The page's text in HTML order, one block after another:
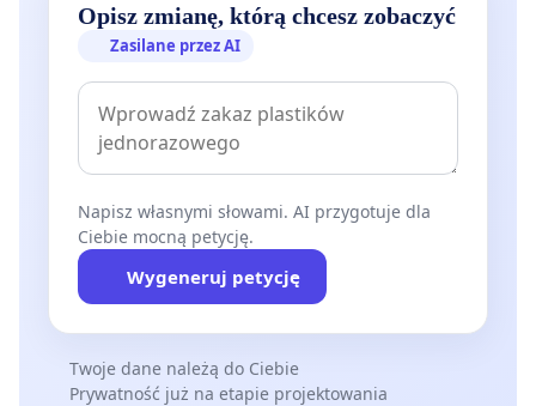
Opisz zmianę, którą chcesz zobaczyć
Zasilane przez AI
Napisz własnymi słowami. AI przygotuje dla
Ciebie mocną petycję.
Wygeneruj petycję
Twoje dane należą do Ciebie
Prywatność już na etapie projektowania